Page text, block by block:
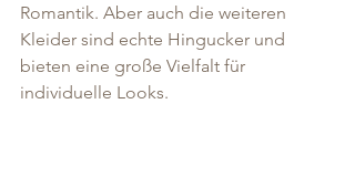
Romantik. Aber auch die weiteren
Kleider sind echte Hingucker und
bieten eine große Vielfalt für
individuelle Looks.